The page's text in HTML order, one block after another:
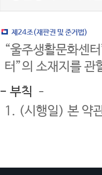
제24조(재판권 및 준거법)
“울주생활문화센
터”의 소재지를 관
- 부칙 –
1. (시행일) 본 약